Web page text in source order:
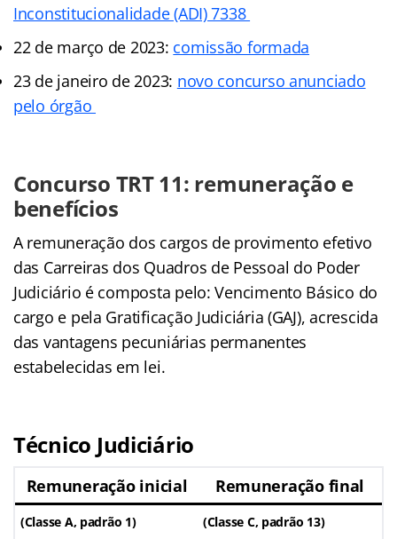
Inconstitucionalidade (ADI) 7338
22 de março de 2023: comissão formada
23 de janeiro de 2023: novo concurso anunciado
pelo órgão
Concurso TRT 11: remuneração e
benefícios
A remuneração dos cargos de provimento efetivo
das Carreiras dos Quadros de Pessoal do Poder
Judiciário é composta pelo: Vencimento Básico do
cargo e pela Gratificação Judiciária (GAJ), acrescida
das vantagens pecuniárias permanentes
estabelecidas em lei.
Técnico Judiciário
Remuneração inicial Remuneração final
(Classe A, padrão 1) (Classe C, padrão 13)